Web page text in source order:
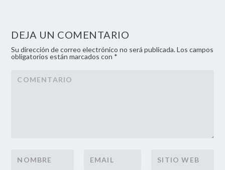
DEJA UN COMENTARIO
Su dirección de correo electrónico no será publicada. Los campos
obligatorios están marcados con *